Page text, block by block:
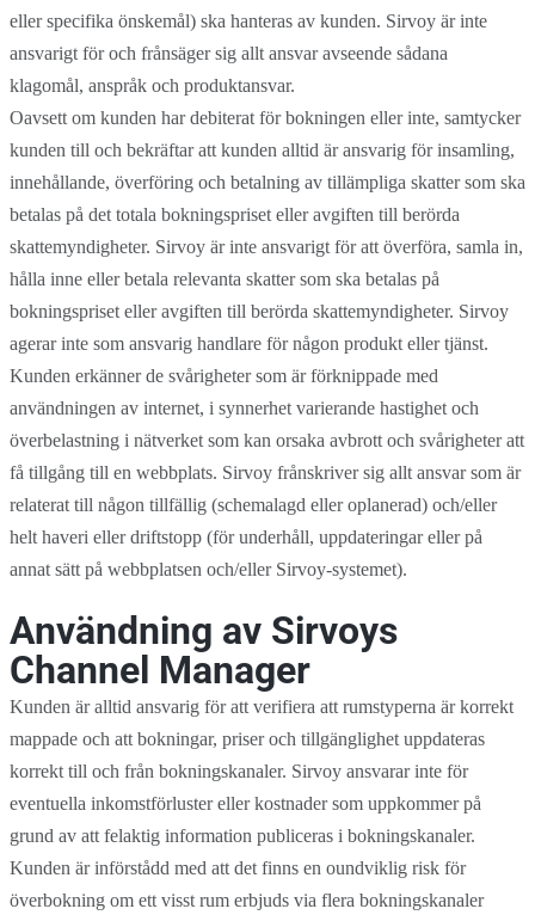
eller specifika önskemål) ska hanteras av kunden. Sirvoy är inte
ansvarigt för och frånsäger sig allt ansvar avseende sådana
klagomål, anspråk och produktansvar.
Oavsett om kunden har debiterat för bokningen eller inte, samtycker
kunden till och bekräftar att kunden alltid är ansvarig för insamling,
innehållande, överföring och betalning av tillämpliga skatter som ska
betalas på det totala bokningspriset eller avgiften till berörda
skattemyndigheter. Sirvoy är inte ansvarigt för att överföra, samla in,
hålla inne eller betala relevanta skatter som ska betalas på
bokningspriset eller avgiften till berörda skattemyndigheter. Sirvoy
agerar inte som ansvarig handlare för någon produkt eller tjänst.
Kunden erkänner de svårigheter som är förknippade med
användningen av internet, i synnerhet varierande hastighet och
överbelastning i nätverket som kan orsaka avbrott och svårigheter att
få tillgång till en webbplats. Sirvoy frånskriver sig allt ansvar som är
relaterat till någon tillfällig (schemalagd eller oplanerad) och/eller
helt haveri eller driftstopp (för underhåll, uppdateringar eller på
annat sätt på webbplatsen och/eller Sirvoy-systemet).
Användning av Sirvoys
Channel Manager
Kunden är alltid ansvarig för att verifiera att rumstyperna är korrekt
mappade och att bokningar, priser och tillgänglighet uppdateras
korrekt till och från bokningskanaler. Sirvoy ansvarar inte för
eventuella inkomstförluster eller kostnader som uppkommer på
grund av att felaktig information publiceras i bokningskanaler.
Kunden är införstådd med att det finns en oundviklig risk för
överbokning om ett visst rum erbjuds via flera bokningskanaler